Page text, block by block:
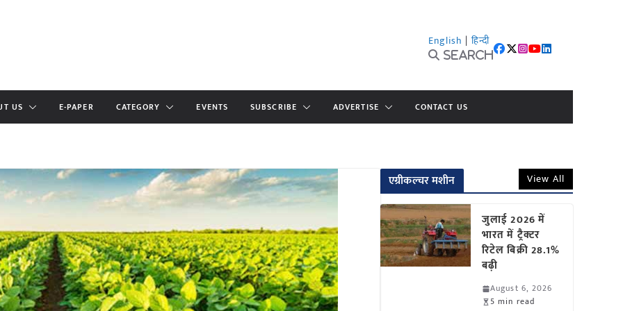
English | हिन्दी
Search
US E-PAPER CATEGORY EVENTS SUBSCRIBE ADVERTISE CONTACT US
एग्रीकल्चर मशीन View All
जुलाई 2026 में
भारत में ट्रैक्टर
रिटेल बिक्री 28.1%
बढ़ी
August 6, 2026
5 min read